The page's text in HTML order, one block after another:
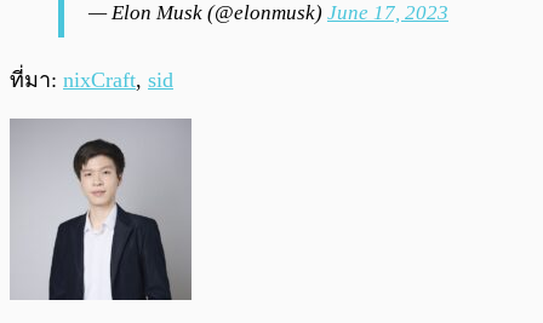
— Elon Musk (@elonmusk) June 17, 2023
ที่มา: nixCraft, sid